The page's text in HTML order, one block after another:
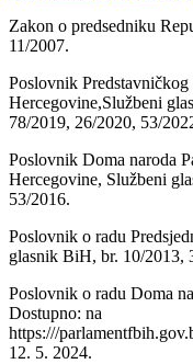
Zakon o predsedniku
11/2007.
Poslovnik Predstavničkog
Hercegovine,Službeni
78/2019, 26/2020, 53/
Poslovnik Doma naroda
Hercegovine, Službeni
53/2016.
Poslovnik o radu
glasnik BiH, br. 10/2013,
Poslovnik o radu Doma
Dostupno: na
https:///
12. 5. 2024.